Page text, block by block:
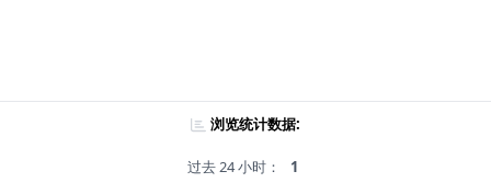
浏览统计数据:
过去 24 小时： 1